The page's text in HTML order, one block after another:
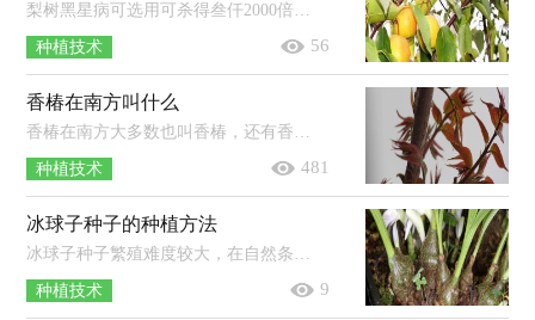
梨树黑星病可选用可杀得叁仟2000倍、10%苯醚甲环唑3000倍、40%杜邦福星10000倍、80%汉邦多菌灵2000倍等农药进行防治，连喷3-4次，间...
种植技术 56
香椿在南方叫什么
香椿在南方大多数也叫香椿，还有香椿芽、香桩头等。香椿为落叶乔木，原产于中国，分布于长江南北的广泛地区，果实是椭圆形蒴果，树体高大，是...
种植技术 481
冰球子种子的种植方法
冰球子种子繁殖难度较大，在自然条件下播种出芽率极低，所以一般不使用。冰球子可以用块茎进行种植，选择疏松透气、排水好的土壤，在春、...
种植技术 9